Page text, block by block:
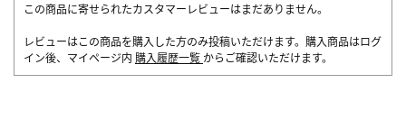
この商品に寄せられたカスタマーレビューはまだありません。
レビューはこの商品を購入した方のみ投稿いただけます。購入商品はログ
イン後、マイページ内 購入履歴一覧 からご確認いただけます。